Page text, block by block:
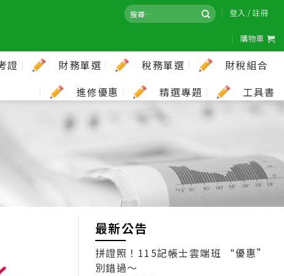
登入 / 註冊
購物車
證 財務單選 稅務單選
財稅組合
進修優惠
精選專題 工具書
最新公告
拼證照！115記帳士雲端班 “優惠”
別錯過～